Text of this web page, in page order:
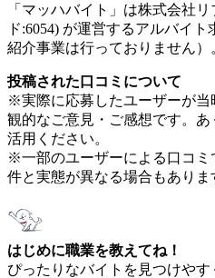
「マッハバイト」は株式会社
ド:6054) が運営するアルバイ
紹介事業は行っておりません）
投稿された口コミについて
※実際に応募したユーザーが当
観的なご意見・ご感想です。
活用ください。
※一部のユーザーによる口コミ
件と実態が異なる場合もありま
はじめに職業を教えてね！
ぴったりなバイトを見つけやす